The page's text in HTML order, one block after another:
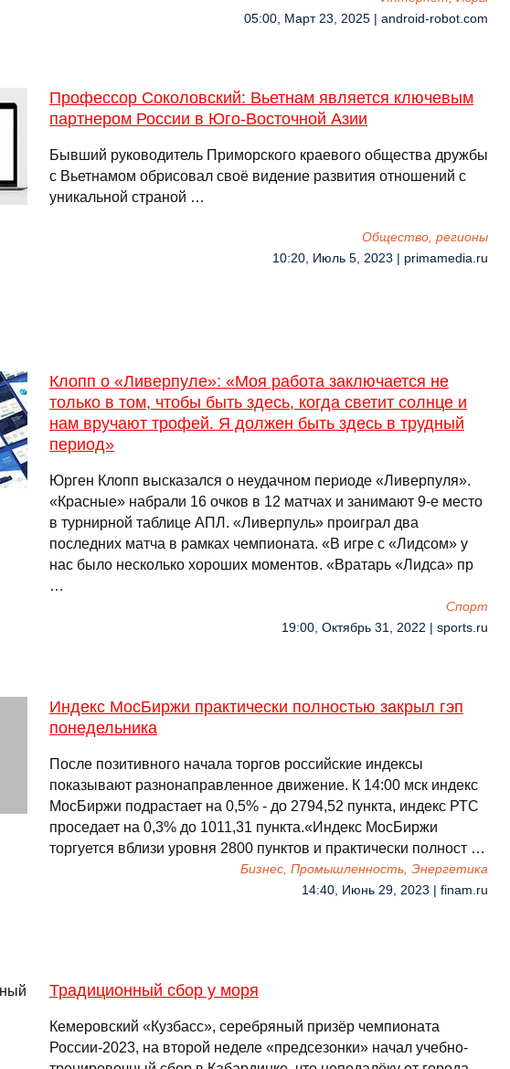
05:00, Март 23, 2025 | android-robot.com
Профессор Соколовский: Вьетнам является ключевым
партнером России в Юго-Восточной Азии
Бывший руководитель Приморского краевого общества дружбы
с Вьетнамом обрисовал своё видение развития отношений с
уникальной страной …
Общество, регионы
10:20, Июль 5, 2023 | primamedia.ru
Клопп о «Ливерпуле»: «Моя работа заключается не
только в том, чтобы быть здесь, когда светит солнце и
нам вручают трофей. Я должен быть здесь в трудный
период»
Юрген Клопп высказался о неудачном периоде «Ливерпуля».
«Красные» набрали 16 очков в 12 матчах и занимают 9-е место
в турнирной таблице АПЛ. «Ливерпуль» проиграл два
последних матча в рамках чемпионата. «В игре с «Лидсом» у
нас было несколько хороших моментов. «Вратарь «Лидса» пр
…
Спорт
19:00, Октябрь 31, 2022 | sports.ru
Индекс МосБиржи практически полностью закрыл гэп
понедельника
После позитивного начала торгов российские индексы
показывают разнонаправленное движение. К 14:00 мск индекс
МосБиржи подрастает на 0,5% - до 2794,52 пункта, индекс РТС
проседает на 0,3% до 1011,31 пункта.«Индекс МосБиржи
торгуется вблизи уровня 2800 пунктов и практически полност …
Бизнес, Промышленность, Энергетика
14:40, Июнь 29, 2023 | finam.ru
Традиционный сбор у моря
Кемеровский «Кузбасс», серебряный призёр чемпионата
России-2023, на второй неделе «предсезонки» начал учебно-